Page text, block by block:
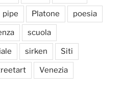
pipe Platone poesia
scuola
sirken Siti
Venezia